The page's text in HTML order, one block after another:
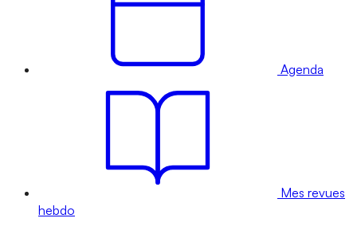
Agenda
Mes revues
hebdo